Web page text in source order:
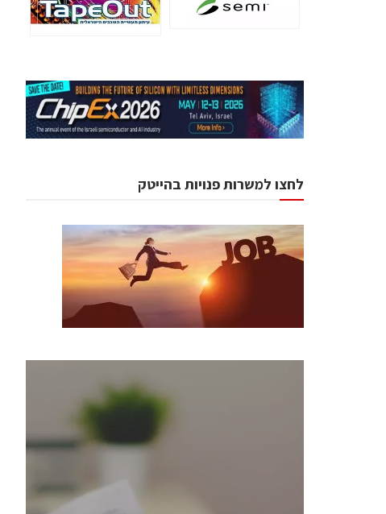
לחצו למשרות פנויות בהייטק
כנסים ואירועים
הסמיקונדקטור כולל מהנדסים, מומחים מקצועיים